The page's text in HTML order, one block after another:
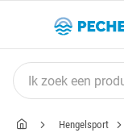
Hengelsport